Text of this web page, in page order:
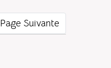
Page Suivante